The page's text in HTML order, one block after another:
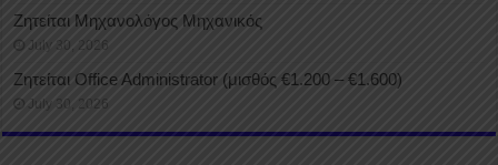
Ζητείται Μηχανολόγος Μηχανικός
July 30, 2026
Ζητείται Office Administrator (μισθός €1.200 – €1.600)
July 30, 2026